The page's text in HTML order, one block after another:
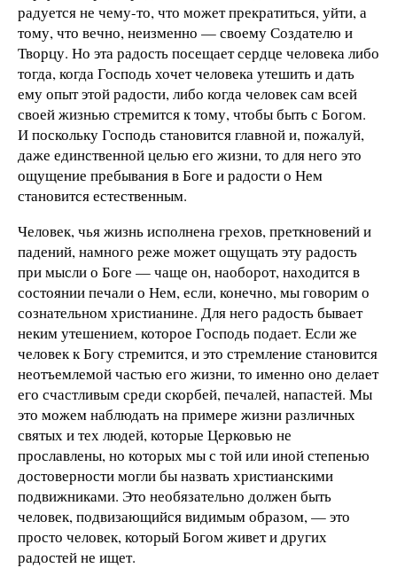
радуется не чему-то, что может прекратиться, уйти, а
тому, что вечно, неизменно — своему Создателю и
Творцу. Но эта радость посещает сердце человека либо
тогда, когда Господь хочет человека утешить и дать
ему опыт этой радости, либо когда человек сам всей
своей жизнью стремится к тому, чтобы быть с Богом.
И поскольку Господь становится главной и, пожалуй,
даже единственной целью его жизни, то для него это
ощущение пребывания в Боге и радости о Нем
становится естественным.
Человек, чья жизнь исполнена грехов, преткновений и
падений, намного реже может ощущать эту радость
при мысли о Боге — чаще он, наоборот, находится в
состоянии печали о Нем, если, конечно, мы говорим о
сознательном хрис­тианине. Для него радость бывает
неким утешением, которое Господь подает. Если же
человек к Богу стремится, и это стремление становится
неотъемлемой частью его жизни, то именно оно делает
его счастливым среди скорбей, печалей, напастей. Мы
это можем наблюдать на примере жизни различных
святых и тех людей, которые Церковью не
прославлены, но которых мы с той или иной степенью
достоверности могли бы назвать христианскими
подвижниками. Это необязательно должен быть
человек, подвизающийся видимым образом, — это
просто человек, который Богом живет и других
радостей не ищет.